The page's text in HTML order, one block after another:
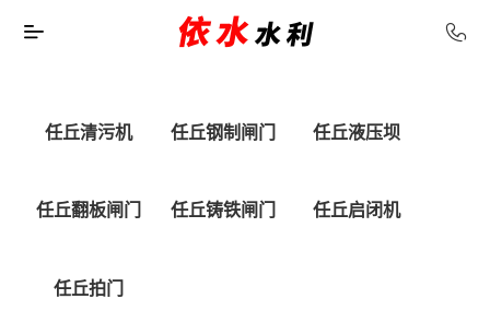
任丘清污机 任丘钢制闸门 任丘液压坝
任丘翻板闸门 任丘铸铁闸门 任丘启闭机
任丘拍门